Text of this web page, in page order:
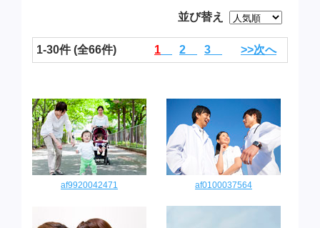
並び替え
1-30件 (全66件) 1 2 3 >>次へ
af9920042471 af0100037564